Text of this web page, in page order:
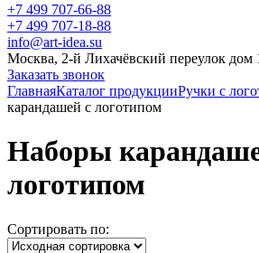
+7 499 707-66-88
+7 499 707-18-88
info@art-idea.su
Москва, 2-й Лихачёвский переулок дом
Заказать звонок
ГлавнаяКаталог продукцииРучки с
карандашей с логотипом
Наборы
логотипом
Сортировать по: